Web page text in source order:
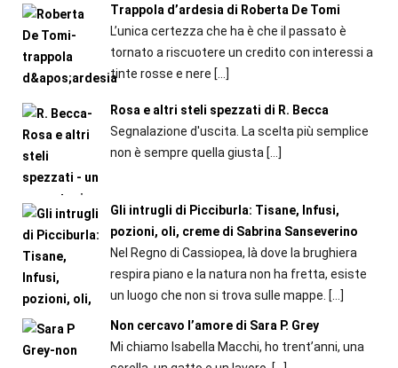
Trappola d’ardesia di Roberta De Tomi
L’unica certezza che ha è che il passato è
tornato a riscuotere un credito con interessi a
tinte rosse e nere […]
Rosa e altri steli spezzati di R. Becca
Segnalazione d'uscita. La scelta più semplice
non è sempre quella giusta […]
Gli intrugli di Picciburla: Tisane, Infusi,
pozioni, oli, creme di Sabrina Sanseverino
Nel Regno di Cassiopea, là dove la brughiera
respira piano e la natura non ha fretta, esiste
un luogo che non si trova sulle mappe. […]
Non cercavo l’amore di Sara P. Grey
Mi chiamo Isabella Macchi, ho trent’anni, una